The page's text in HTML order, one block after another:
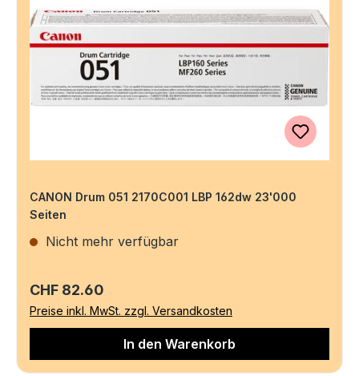
CANON Drum 051 2170C001 LBP 162dw 23'000
Seiten
Nicht mehr verfügbar
Regulärer Preis:
CHF 82.60
Preise inkl. MwSt. zzgl. Versandkosten
In den Warenkorb